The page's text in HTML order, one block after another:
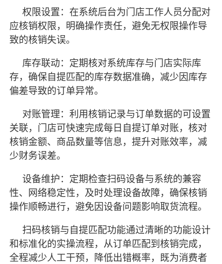
权限设置：在系统后台为门店工作人员分配对
应核销权限，明确操作责任，避免无权限操作导
致的核销失误。
库存联动：定期核对系统库存与门店实际库
存，确保自提匹配的库存数据准确，减少因库存
偏差导致的订单异常。
对账管理：利用核销记录与订单数据的可设置
关联，门店可快速完成每日自提订单对账，核对
核销金额、商品数量等信息，提升对账效率，减
少财务误差。
设备维护：定期检查扫码设备与系统的兼容
性、网络稳定性，及时处理设备故障，确保核销
操作顺畅进行，避免因设备问题影响取货流程。
扫码核销与自提匹配功能通过清晰的功能设计
和标准化的实操流程，从订单匹配到核销完成，
全程减少人工干预，降低出错概率，既为消费者